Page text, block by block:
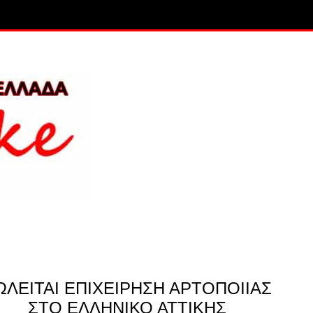
ΕΠΙΧΕΙΡΗΣΗ ΑΡΤΟΠΟΙΙΑΣ
ΣΤΟ ΕΛΛΗΝΙΚΟ ΑΤΤΙΚΗΣ